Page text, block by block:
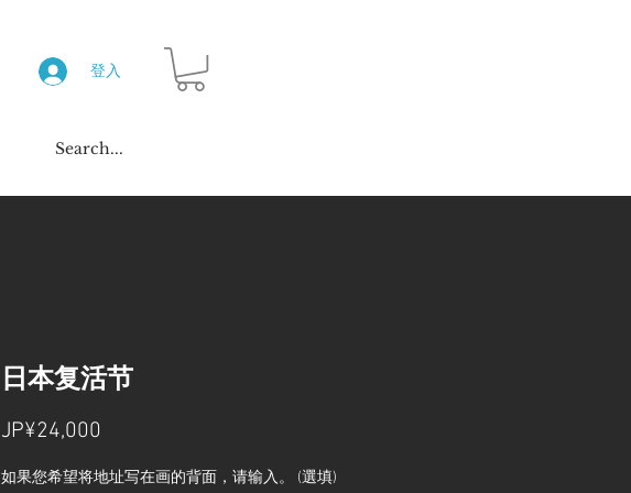
登入
日本复活节
JP¥24,000
如果您希望将地址写在画的背面，请输入。 (選填)